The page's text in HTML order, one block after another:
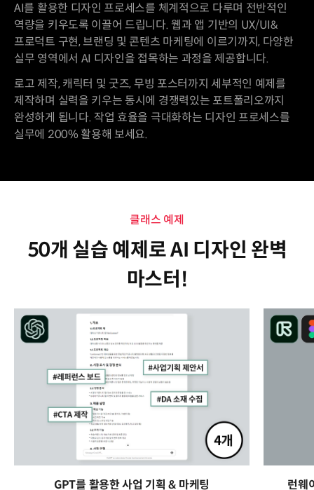
AI를 활용한 디자인 프로세스를 체계적으로 다루며 전반적인
역량을 키우도록 이끌어 드립니다. 웹과 앱 기반의 UX/UI&
프로덕트 구현, 브랜딩 및 콘텐츠 마케팅에 이르기까지, 다양한
실무 영역에서 AI 디자인을 접목하는 과정을 제공합니다.
로고 제작, 캐릭터 및 굿즈, 무빙 포스터까지 세부적인 예제를
제작하며 실력을 키우는 동시에 경쟁력있는 포트폴리오까지
완성하게 됩니다. 작업 효율을 극대화하는 디자인 프로세스를
실무에 200% 활용해 보세요.
클래스 예제
50개 실습 예제로 AI 디자인 완벽
마스터!
GPT를 활용한 사업 기획 & 마케팅 런웨